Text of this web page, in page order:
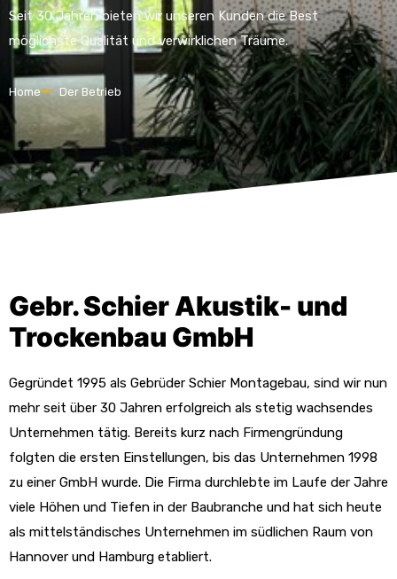
Seit 30 Jahren bieten wir unseren Kunden die Best
möglichste Qualität und verwirklichen Träume.
Home Der Betrieb
Gebr. Schier Akustik- und
Trockenbau GmbH
Gegründet 1995 als Gebrüder Schier Montagebau, sind wir nun
mehr seit über 30 Jahren erfolgreich als stetig wachsendes
Unternehmen tätig. Bereits kurz nach Firmengründung
folgten die ersten Einstellungen, bis das Unternehmen 1998
zu einer GmbH wurde. Die Firma durchlebte im Laufe der Jahre
viele Höhen und Tiefen in der Baubranche und hat sich heute
als mittelständisches Unternehmen im südlichen Raum von
Hannover und Hamburg etabliert.